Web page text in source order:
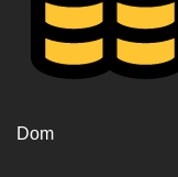
Dom